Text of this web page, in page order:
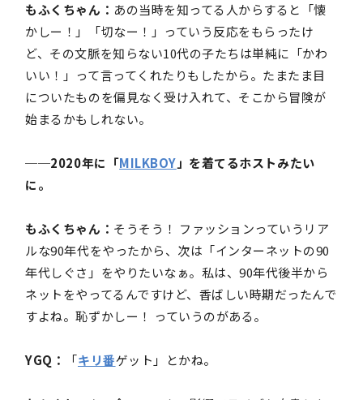
もふくちゃん： あの当時を知ってる人からすると「懐
かしー！」「切なー！」っていう反応をもらったけ
ど、その文脈を知らない10代の子たちは単純に「かわ
いい！」って言ってくれたりもしたから。たまたま目
についたものを偏見なく受け入れて、そこから冒険が
始まるかもしれない。
──2020年に「MILKBOY 」を着てるホストみたい
に。
もふくちゃん： そうそう！ ファッションっていうリア
ルな90年代をやったから、次は「インターネットの90
年代しぐさ」をやりたいなぁ。私は、90年代後半から
ネットをやってるんですけど、香ばしい時期だったんで
すよね。恥ずかしー！ っていうのがある。
YGQ： 「キリ番ゲット」とかね。